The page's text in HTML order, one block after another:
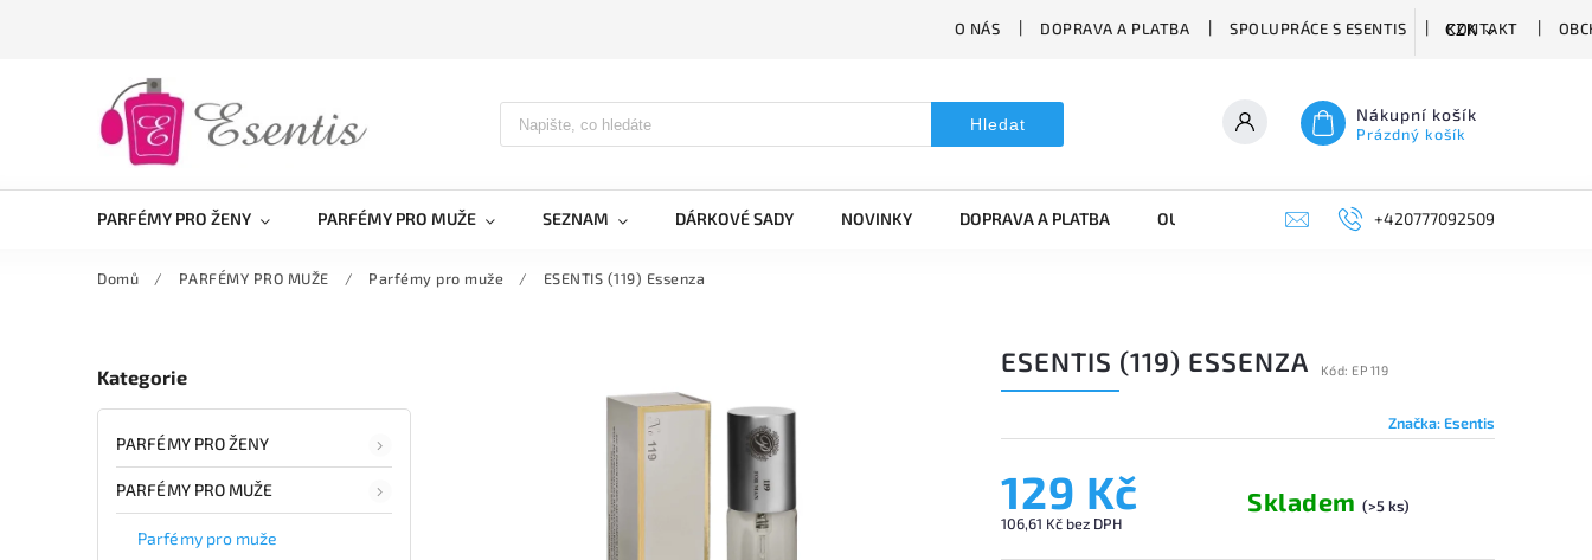
O NÁS DOPRAVA A PLATBA SPOLUPRÁCE S ESENTIS KONTAKT
CZK
Hledat Nákupní košík
Prázdný košík
PARFÉMY PRO ŽENY PARFÉMY PRO MUŽE SEZNAM DÁRKOVÉ SADY NOVINKY DOPRAVA A PLATBA OUTLET VÝPRODEJ +420777092509
Domů / PARFÉMY PRO MUŽE / Parfémy pro muže / ESENTIS (119) Essenza
Kategorie
PARFÉMY PRO ŽENY
PARFÉMY PRO MUŽE
Parfémy pro muže
ESENTIS (119) ESSENZA Kód: EP 119
Značka:Esentis
129 Kč
106,61 Kč bez DPH
Skladem(>5 ks)